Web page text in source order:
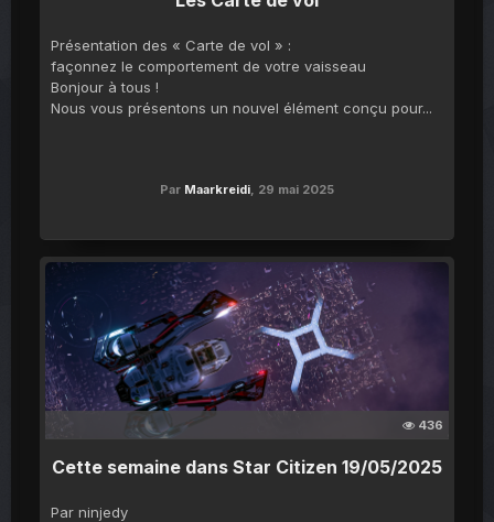
Présentation des « Carte de vol » :
façonnez le comportement de votre vaisseau
Bonjour à tous !
Nous vous présentons un nouvel élément conçu pour...
Par Maarkreidi, 29 mai 2025
436
Cette semaine dans Star Citizen 19/05/2025
Par ninjedy